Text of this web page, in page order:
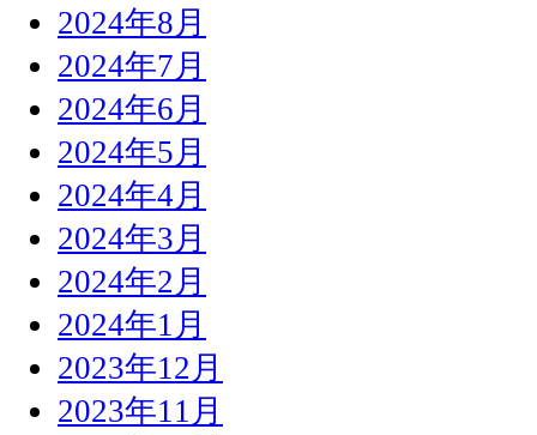
2024年8月
2024年7月
2024年6月
2024年5月
2024年4月
2024年3月
2024年2月
2024年1月
2023年12月
2023年11月